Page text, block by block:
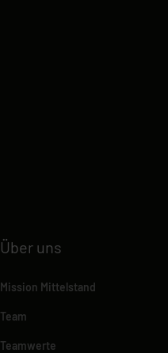
Über uns
Mission Mittelstand
Team
Teamwerte